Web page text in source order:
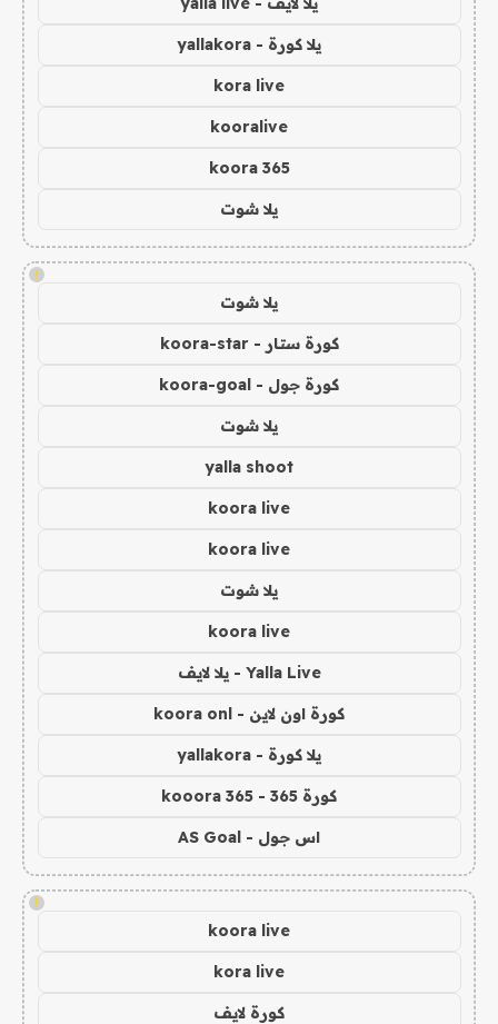
يلا كورة - yallakora
kora live
kooralive
koora 365
يلا شوت
!
يلا شوت
كورة ستار - koora-star
كورة جول - koora-goal
يلا شوت
yalla shoot
koora live
koora live
يلا شوت
koora live
Yalla Live - يلا لايف
كورة اون لاين - koora onl
يلا كورة - yallakora
كورة 365 - kooora 365
اس جول - AS Goal
!
koora live
kora live
كورة لايف